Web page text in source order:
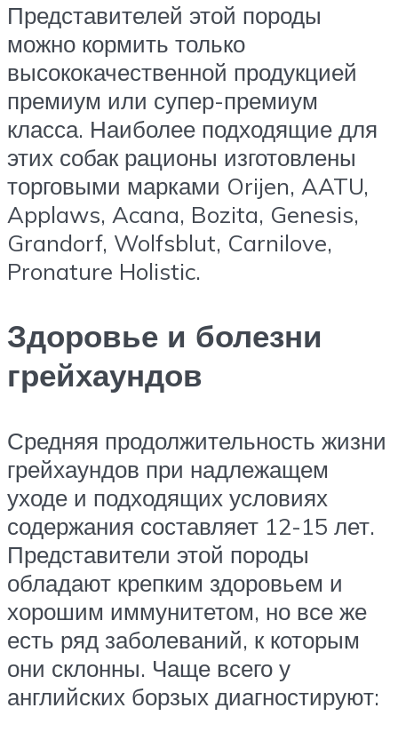
Представителей этой породы
можно кормить только
высококачественной продукцией
премиум или супер-премиум
класса. Наиболее подходящие для
этих собак рационы изготовлены
торговыми марками Orijen, AATU,
Applaws, Acana, Bozita, Genesis,
Grandorf, Wolfsblut, Carnilove,
Pronature Holistic.
Здоровье и болезни
грейхаундов
Средняя продолжительность жизни
грейхаундов при надлежащем
уходе и подходящих условиях
содержания составляет 12-15 лет.
Представители этой породы
обладают крепким здоровьем и
хорошим иммунитетом, но все же
есть ряд заболеваний, к которым
они склонны. Чаще всего у
английских борзых диагностируют: